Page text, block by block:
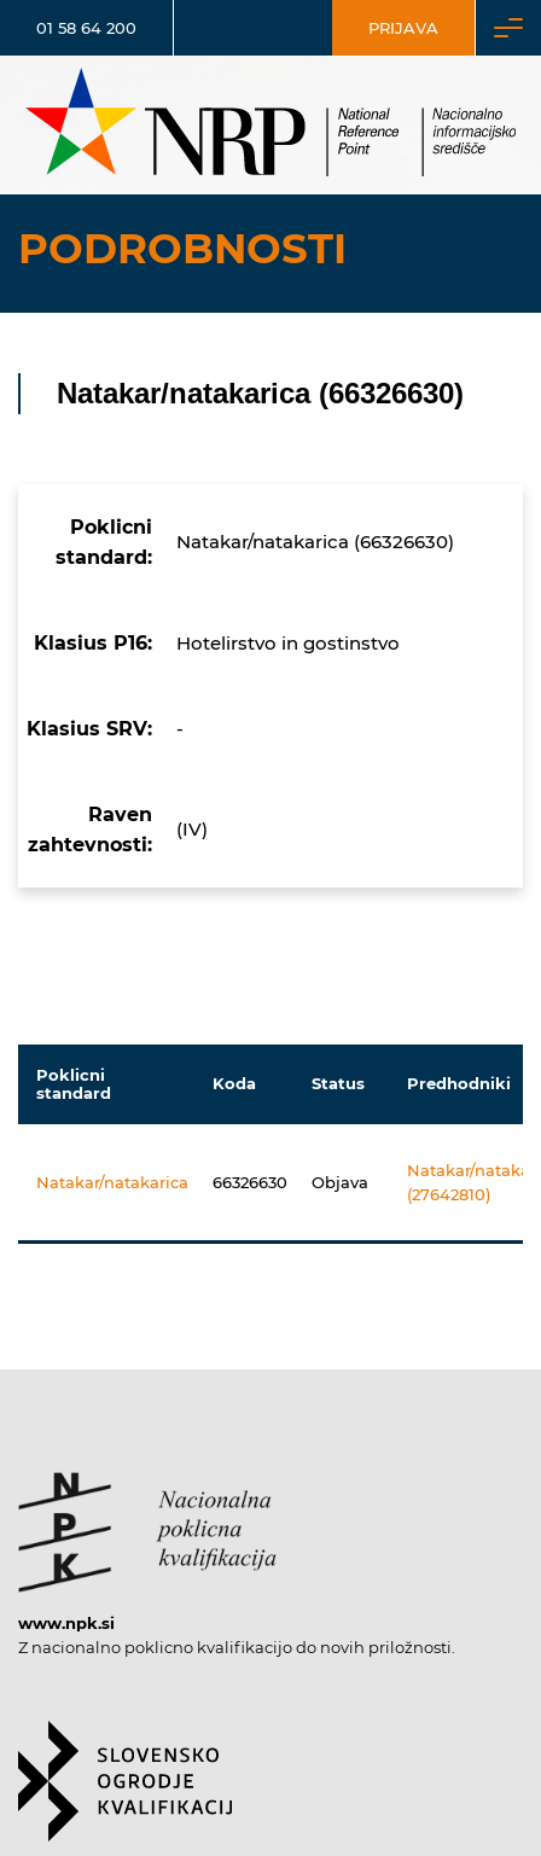
01 58 64 200 PRIJAVA
PODROBNOSTI
Natakar/natakarica (66326630)
Poklicni
standard:
Natakar/natakarica (66326630)
Klasius P16: Hotelirstvo in gostinstvo
Klasius SRV: -
Raven
zahtevnosti:
(IV)
Poklicni
standard
Koda Status Predhodniki
Natakar/natakarica 66326630 Objava
Natakar/
(27642810)
www.npk.si
Z nacionalno poklicno kvalifikacijo do novih priložnosti.